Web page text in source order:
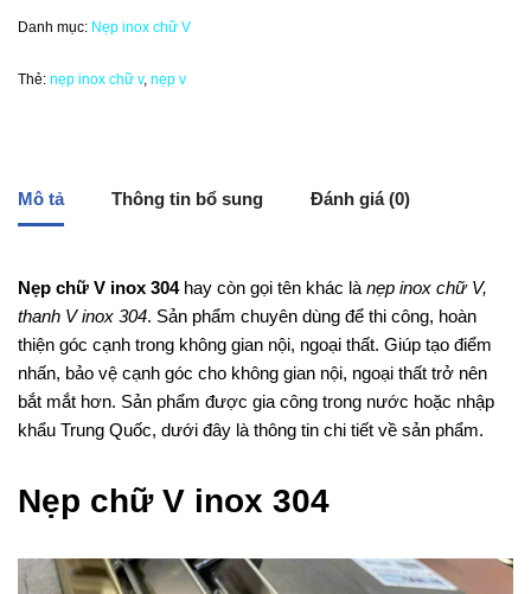
Danh mục: Nẹp inox chữ V
Thẻ: nẹp inox chữ v, nẹp v
Mô tả Thông tin bổ sung Đánh giá (0)
Nẹp chữ V inox 304hay còn gọi tên khác là nẹp inox chữ V,
thanh V inox 304. Sản phẩm chuyên dùng để thi công, hoàn
thiện góc cạnh trong không gian nội, ngoại thất. Giúp tạo điểm
nhấn, bảo vệ cạnh góc cho không gian nội, ngoại thất trở nên
bắt mắt hơn. Sản phẩm được gia công trong nước hoặc nhập
khẩu Trung Quốc, dưới đây là thông tin chi tiết về sản phẩm.
Nẹp chữ V inox 304